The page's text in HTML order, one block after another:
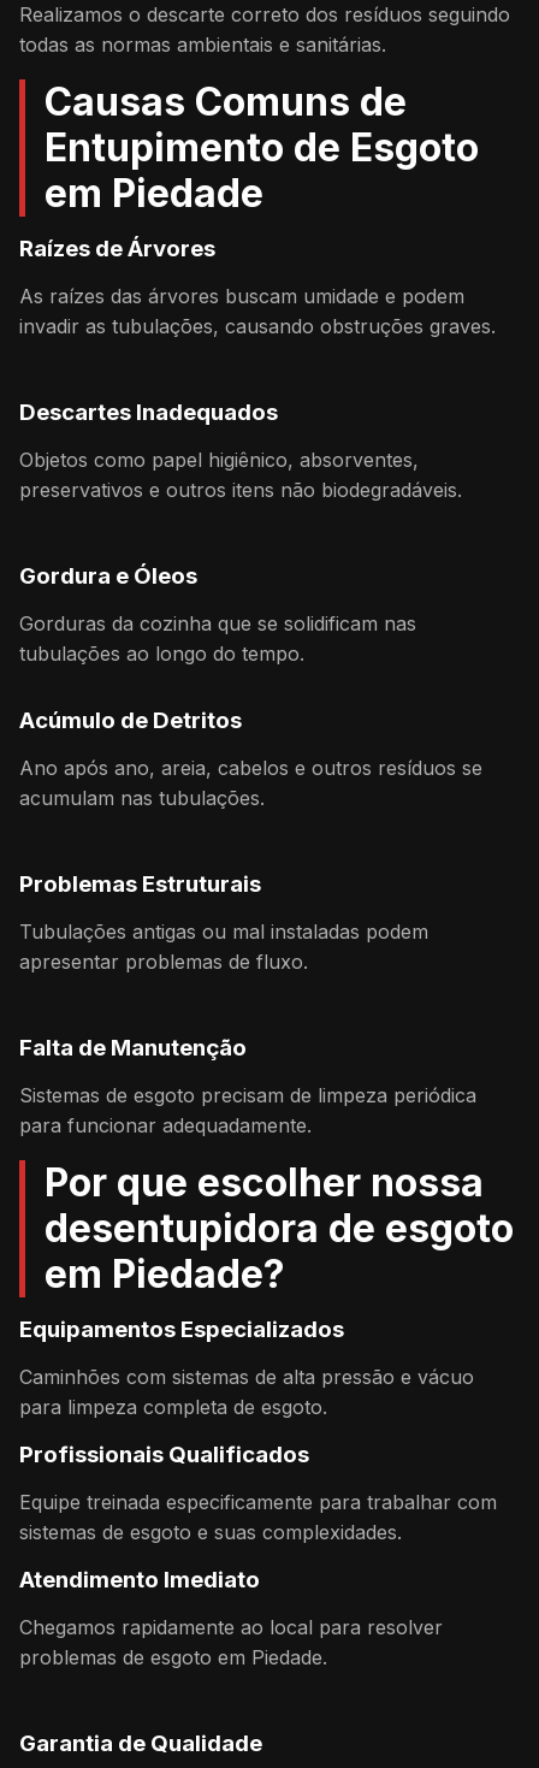
Realizamos o descarte correto dos resíduos seguindo
todas as normas ambientais e sanitárias.
Causas Comuns de
Entupimento de Esgoto
em Piedade
Raízes de Árvores
As raízes das árvores buscam umidade e podem
invadir as tubulações, causando obstruções graves.
Descartes Inadequados
Objetos como papel higiênico, absorventes,
preservativos e outros itens não biodegradáveis.
Gordura e Óleos
Gorduras da cozinha que se solidificam nas
tubulações ao longo do tempo.
Acúmulo de Detritos
Ano após ano, areia, cabelos e outros resíduos se
acumulam nas tubulações.
Problemas Estruturais
Tubulações antigas ou mal instaladas podem
apresentar problemas de fluxo.
Falta de Manutenção
Sistemas de esgoto precisam de limpeza periódica
para funcionar adequadamente.
Por que escolher nossa
desentupidora de esgoto
em Piedade?
Equipamentos Especializados
Caminhões com sistemas de alta pressão e vácuo
para limpeza completa de esgoto.
Profissionais Qualificados
Equipe treinada especificamente para trabalhar com
sistemas de esgoto e suas complexidades.
Atendimento Imediato
Chegamos rapidamente ao local para resolver
problemas de esgoto em Piedade.
Garantia de Qualidade